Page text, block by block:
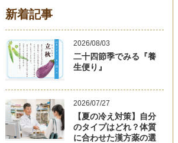
新着記事
2026/08/03
二十四節季でみる『養
生便り』
2026/07/27
【夏の冷え対策】自分
のタイプはどれ？体質
に合わせた漢方薬の選